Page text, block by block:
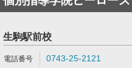
生駒駅前校
0743-25-2121